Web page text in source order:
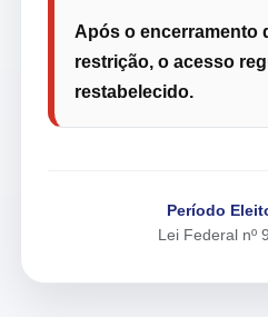
Após o encerramento
restrição, o acesso
restabelecido.
Período
Lei Federal nº